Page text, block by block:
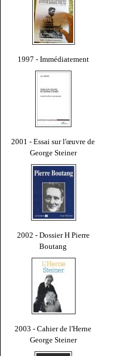
1997 - Immédiatement
2001 - Essai sur l'œuvre de
George Steiner
2002 - Dossier H Pierre
Boutang
2003 - Cahier de l'Herne
George Steiner